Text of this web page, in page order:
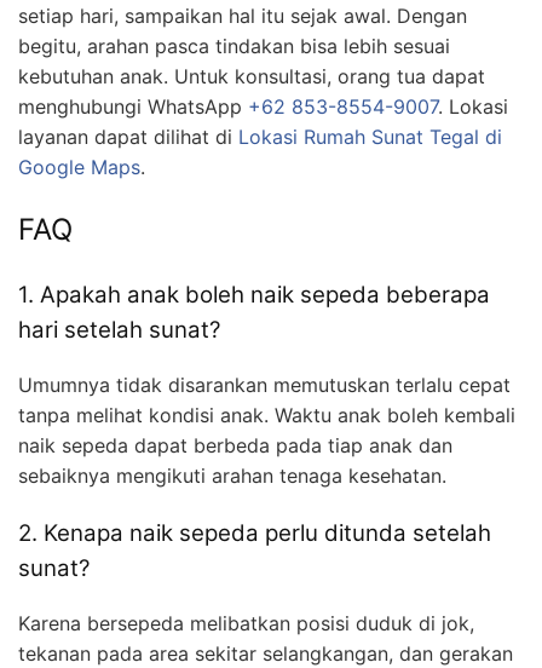
setiap hari, sampaikan hal itu sejak awal. Dengan
begitu, arahan pasca tindakan bisa lebih sesuai
kebutuhan anak. Untuk konsultasi, orang tua dapat
menghubungi WhatsApp +62 853-8554-9007. Lokasi
layanan dapat dilihat di Lokasi Rumah Sunat Tegal di
Google Maps.
FAQ
1. Apakah anak boleh naik sepeda beberapa
hari setelah sunat?
Umumnya tidak disarankan memutuskan terlalu cepat
tanpa melihat kondisi anak. Waktu anak boleh kembali
naik sepeda dapat berbeda pada tiap anak dan
sebaiknya mengikuti arahan tenaga kesehatan.
2. Kenapa naik sepeda perlu ditunda setelah
sunat?
Karena bersepeda melibatkan posisi duduk di jok,
tekanan pada area sekitar selangkangan, dan gerakan